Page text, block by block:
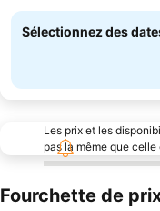
Sélectionnez des
Les prix et les
pas la même que
Fourchette de